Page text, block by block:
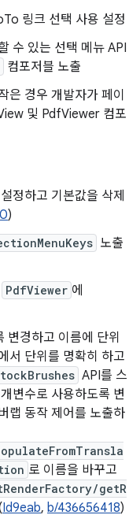
링크 선택 사용 설정
수 있는 선택 메뉴 API
컴포저블 노출
은 경우 개발자가 페이
및 PdfViewer 컴포
정하고 기본값을 삭제
)
노출
PdfViewer 에
변경하고 이름에 단위
서 단위를 명확히 하고
API를 스
변수로 사용하도록 변
랩 동작 제어를 노출하
로 이름을 바꾸고
getR
Id9eab, b/436656418)